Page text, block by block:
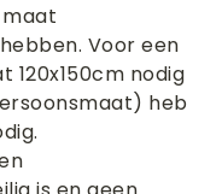
Voor een
120x150cm nodig
heb